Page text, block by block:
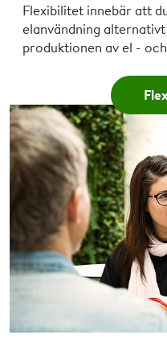
Flexibilitet innebär att
elanvändning
produktionen av el -